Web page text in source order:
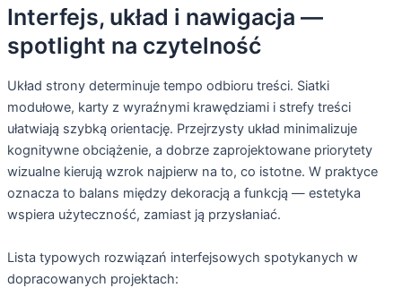
Interfejs, układ i nawigacja —
spotlight na czytelność
Układ strony determinuje tempo odbioru treści. Siatki
modułowe, karty z wyraźnymi krawędziami i strefy treści
ułatwiają szybką orientację. Przejrzysty układ minimalizuje
kognitywne obciążenie, a dobrze zaprojektowane priorytety
wizualne kierują wzrok najpierw na to, co istotne. W praktyce
oznacza to balans między dekoracją a funkcją — estetyka
wspiera użyteczność, zamiast ją przysłaniać.
Lista typowych rozwiązań interfejsowych spotykanych w
dopracowanych projektach: